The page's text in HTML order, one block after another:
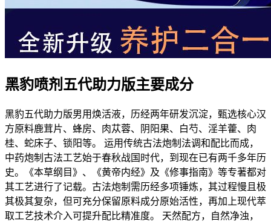
黑豹喷剂五代助力版主要成分
黑豹五代助力版男用焕活液，历经两年研发沉淀，甄选核心汉
方原料鹿茸片、蜂房、肉苁蓉、阴阳果、白芍、淫羊藿、肉
桂、蛇床子、锁阳等。 运用传统古法炮制法调和配比而成，
中药炮制古法工艺始于春秋战国时代，到现在已有两千多年历
史。《本草纲目》、《黄帝内经》及《修事指南》等专著都对
其工艺进行了记载。古法炮制需历经多项锤炼，其过程慢且极
其极其复杂，但可充分保留原料成分原始活性，再加上现代萃
取工艺技术介入可提升配比精准度。 天然配方，自然净浊，